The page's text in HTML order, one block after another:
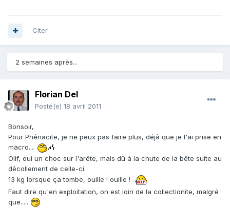
Citer
2 semaines après...
Florian Del
Posté(e) 18 avril 2011
Bonsoir,
Pour Phénacite, je ne peux pas faire plus, déjà que je l'ai prise en
macro....
Olif, oui un choc sur l'arête, mais dû à la chute de la bête suite au
décollement de celle-ci.
13 kg lorsque ça tombe, ouille ! ouille !
Faut dire qu'en exploitation, on est loin de la collectionite, malgré
que.....